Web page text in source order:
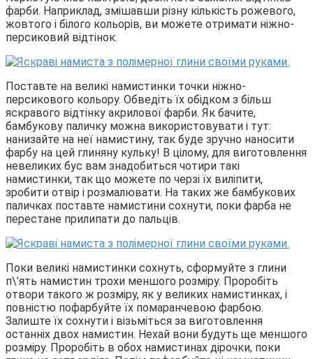
фарби. Наприклад, змішавши різну кількість рожевого,
жовтого і білого кольорів, ви можете отримати ніжно-
персиковий відтінок.
Поставте на великі намистинки точки ніжно-
персикового кольору. Обведіть їх обідком з більш
яскравого відтінку акрилової фарби. Як бачите,
бамбукову паличку можна використовувати і тут:
нанизайте на неї намистину, так буде зручно наносити
фарбу на цей глиняну кульку! В цілому, для виготовлення
невеликих бус вам знадобиться чотири такі
намистинки, так що можете по черзі їх виліпити,
зробити отвір і розмалювати. На таких же бамбукових
паличках поставте намистини сохнути, поки фарба не
перестане прилипати до пальців.
Поки великі намистинки сохнуть, сформуйте з глини
п\’ять намистин трохи меншого розміру. Проробіть
отвори такого ж розміру, як у великих намистинках, і
повністю пофарбуйте їх помаранчевою фарбою.
Залиште їх сохнути і візьміться за виготовлення
останніх двох намистин. Нехай вони будуть ще меншого
розміру. Проробіть в обох намистинах дірочки, поки